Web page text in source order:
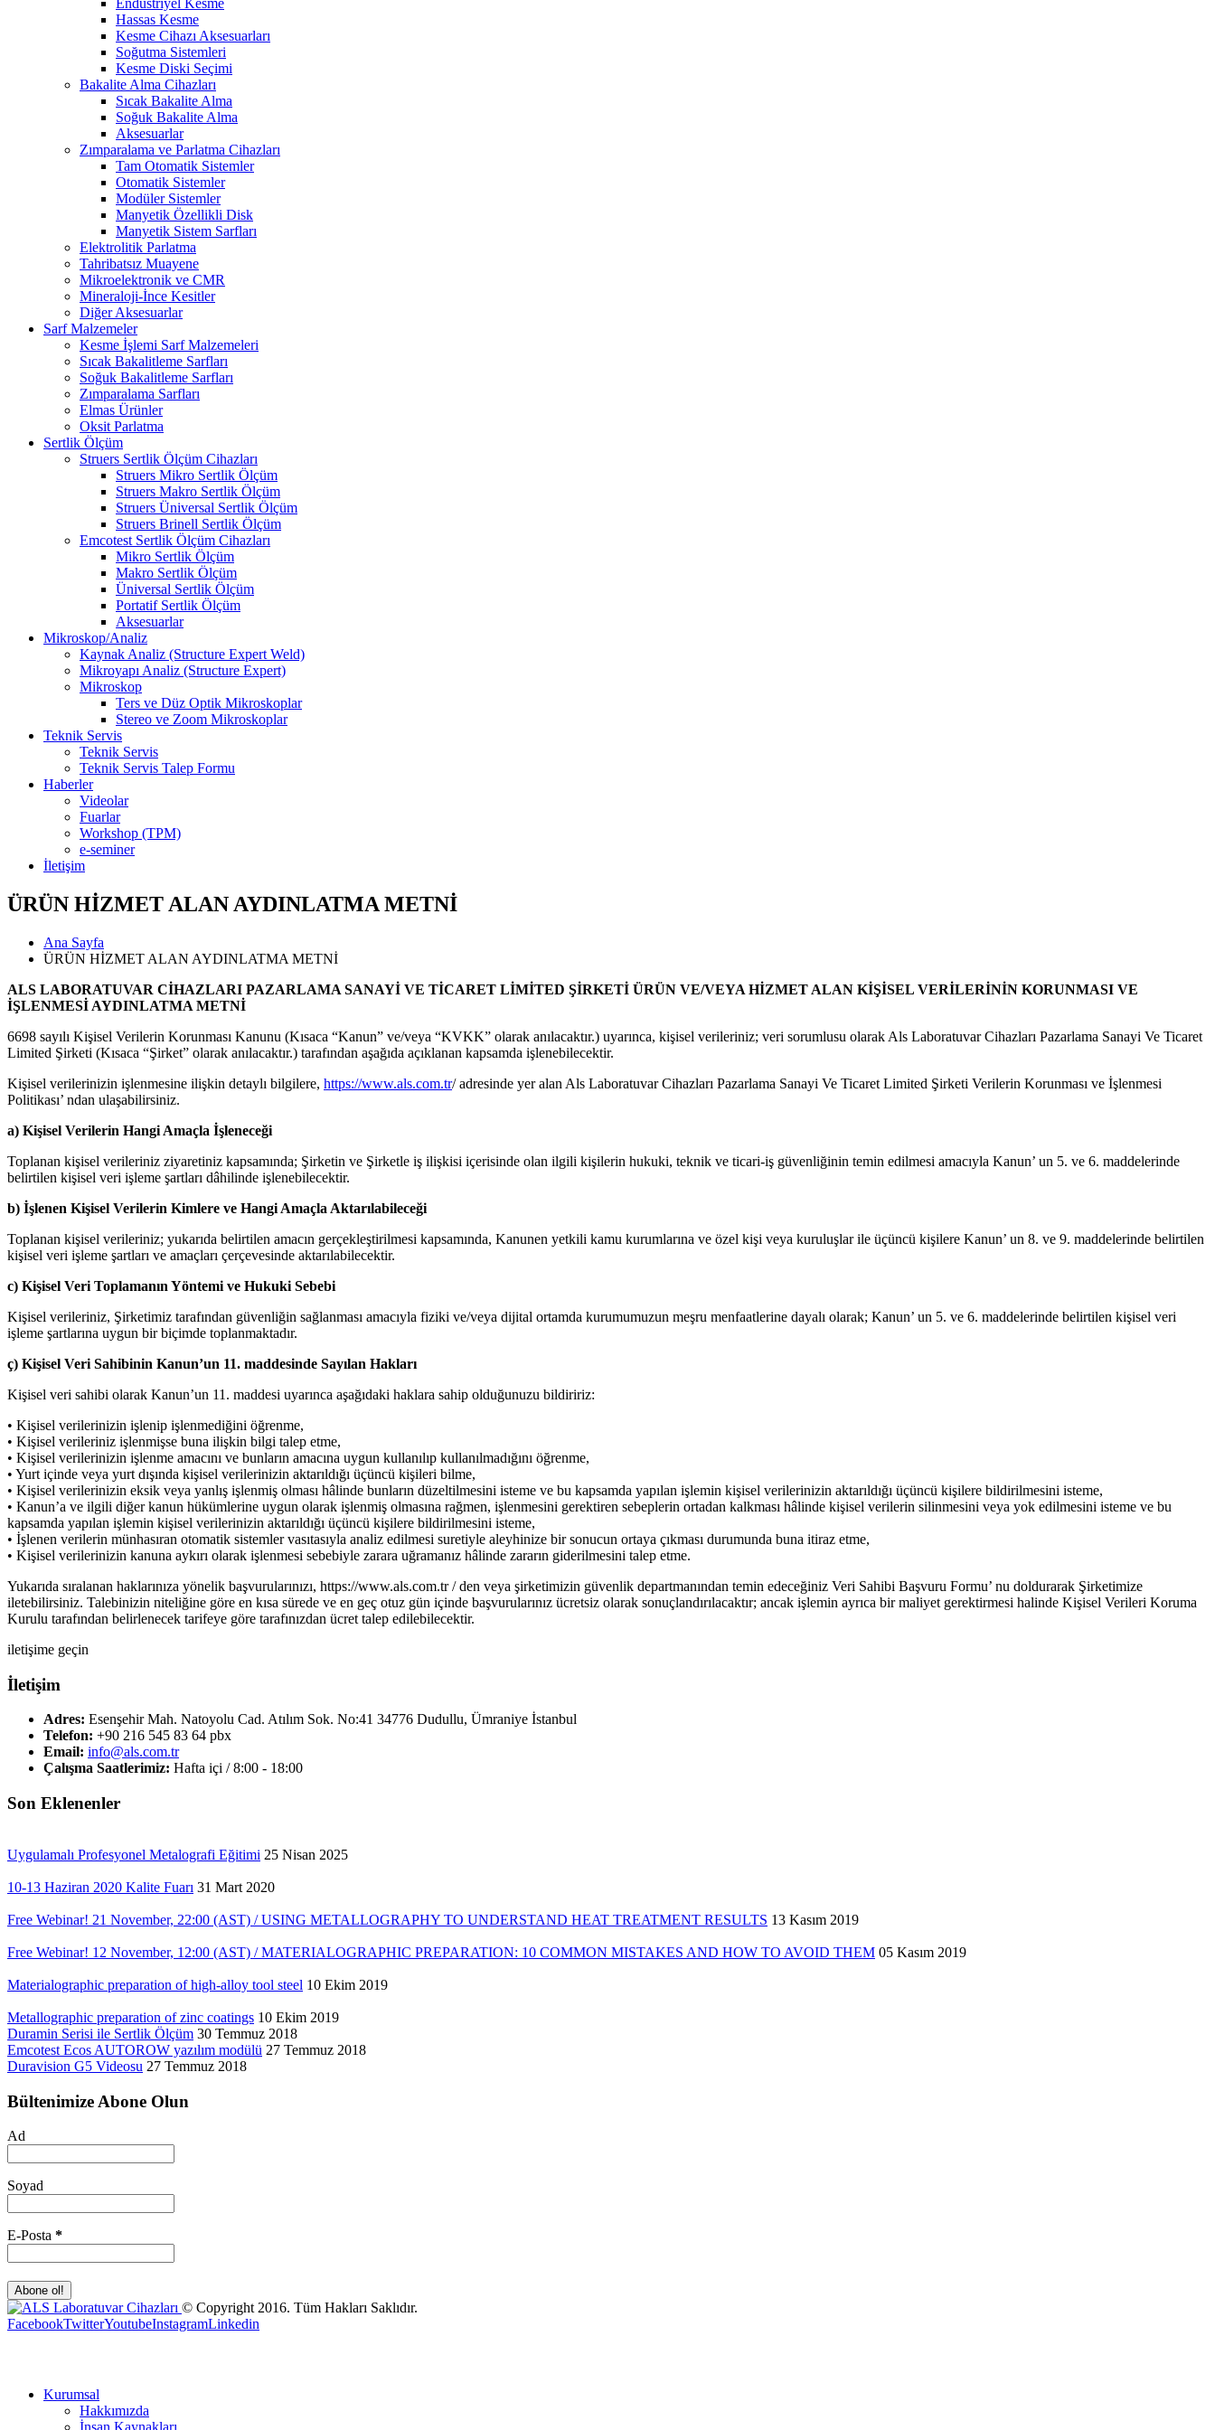
Endüstriyel Kesme
Hassas Kesme
Kesme Cihazı Aksesuarları
Soğutma Sistemleri
Kesme Diski Seçimi
Bakalite Alma Cihazları
Sıcak Bakalite Alma
Soğuk Bakalite Alma
Aksesuarlar
Zımparalama ve Parlatma Cihazları
Tam Otomatik Sistemler
Otomatik Sistemler
Modüler Sistemler
Manyetik Özellikli Disk
Manyetik Sistem Sarfları
Elektrolitik Parlatma
Tahribatsız Muayene
Mikroelektronik ve CMR
Mineraloji-İnce Kesitler
Diğer Aksesuarlar
Sarf Malzemeler
Kesme İşlemi Sarf Malzemeleri
Sıcak Bakalitleme Sarfları
Soğuk Bakalitleme Sarfları
Zımparalama Sarfları
Elmas Ürünler
Oksit Parlatma
Sertlik Ölçüm
Struers Sertlik Ölçüm Cihazları
Struers Mikro Sertlik Ölçüm
Struers Makro Sertlik Ölçüm
Struers Üniversal Sertlik Ölçüm
Struers Brinell Sertlik Ölçüm
Emcotest Sertlik Ölçüm Cihazları
Mikro Sertlik Ölçüm
Makro Sertlik Ölçüm
Üniversal Sertlik Ölçüm
Portatif Sertlik Ölçüm
Aksesuarlar
Mikroskop/Analiz
Kaynak Analiz (Structure Expert Weld)
Mikroyapı Analiz (Structure Expert)
Mikroskop
Ters ve Düz Optik Mikroskoplar
Stereo ve Zoom Mikroskoplar
Teknik Servis
Teknik Servis
Teknik Servis Talep Formu
Haberler
Videolar
Fuarlar
Workshop (TPM)
e-seminer
İletişim
ÜRÜN HİZMET ALAN AYDINLATMA METNİ
Ana Sayfa
ÜRÜN HİZMET ALAN AYDINLATMA METNİ
ALS LABORATUVAR CİHAZLARI PAZARLAMA SANAYİ VE TİCARET LİMİTED ŞİRKETİ ÜRÜN VE/VEYA HİZMET ALAN KİŞİSEL VERİLERİNİN KORUNMASI VE
İŞLENMESİ AYDINLATMA METNİ
6698 sayılı Kişisel Verilerin Korunması Kanunu (Kısaca “Kanun” ve/veya “KVKK” olarak anılacaktır.) uyarınca, kişisel verileriniz; veri sorumlusu olarak Als Laboratuvar Cihazları Pazarlama Sanayi Ve Ticaret
Limited Şirketi (Kısaca “Şirket” olarak anılacaktır.) tarafından aşağıda açıklanan kapsamda işlenebilecektir.
Kişisel verilerinizin işlenmesine ilişkin detaylı bilgilere, https://www.als.com.tr/ adresinde yer alan Als Laboratuvar Cihazları Pazarlama Sanayi Ve Ticaret Limited Şirketi Verilerin Korunması ve İşlenmesi
Politikası’ ndan ulaşabilirsiniz.
a) Kişisel Verilerin Hangi Amaçla İşleneceği
Toplanan kişisel verileriniz ziyaretiniz kapsamında; Şirketin ve Şirketle iş ilişkisi içerisinde olan ilgili kişilerin hukuki, teknik ve ticari-iş güvenliğinin temin edilmesi amacıyla Kanun’ un 5. ve 6. maddelerinde
belirtilen kişisel veri işleme şartları dâhilinde işlenebilecektir.
b) İşlenen Kişisel Verilerin Kimlere ve Hangi Amaçla Aktarılabileceği
Toplanan kişisel verileriniz; yukarıda belirtilen amacın gerçekleştirilmesi kapsamında, Kanunen yetkili kamu kurumlarına ve özel kişi veya kuruluşlar ile üçüncü kişilere Kanun’ un 8. ve 9. maddelerinde belirtilen
kişisel veri işleme şartları ve amaçları çerçevesinde aktarılabilecektir.
c) Kişisel Veri Toplamanın Yöntemi ve Hukuki Sebebi
Kişisel verileriniz, Şirketimiz tarafından güvenliğin sağlanması amacıyla fiziki ve/veya dijital ortamda kurumumuzun meşru menfaatlerine dayalı olarak; Kanun’ un 5. ve 6. maddelerinde belirtilen kişisel veri
işleme şartlarına uygun bir biçimde toplanmaktadır.
ç) Kişisel Veri Sahibinin Kanun’un 11. maddesinde Sayılan Hakları
Kişisel veri sahibi olarak Kanun’un 11. maddesi uyarınca aşağıdaki haklara sahip olduğunuzu bildiririz:
• Kişisel verilerinizin işlenip işlenmediğini öğrenme,
• Kişisel verileriniz işlenmişse buna ilişkin bilgi talep etme,
• Kişisel verilerinizin işlenme amacını ve bunların amacına uygun kullanılıp kullanılmadığını öğrenme,
• Yurt içinde veya yurt dışında kişisel verilerinizin aktarıldığı üçüncü kişileri bilme,
• Kişisel verilerinizin eksik veya yanlış işlenmiş olması hâlinde bunların düzeltilmesini isteme ve bu kapsamda yapılan işlemin kişisel verilerinizin aktarıldığı üçüncü kişilere bildirilmesini isteme,
• Kanun’a ve ilgili diğer kanun hükümlerine uygun olarak işlenmiş olmasına rağmen, işlenmesini gerektiren sebeplerin ortadan kalkması hâlinde kişisel verilerin silinmesini veya yok edilmesini isteme ve bu
kapsamda yapılan işlemin kişisel verilerinizin aktarıldığı üçüncü kişilere bildirilmesini isteme,
• İşlenen verilerin münhasıran otomatik sistemler vasıtasıyla analiz edilmesi suretiyle aleyhinize bir sonucun ortaya çıkması durumunda buna itiraz etme,
• Kişisel verilerinizin kanuna aykırı olarak işlenmesi sebebiyle zarara uğramanız hâlinde zararın giderilmesini talep etme.
Yukarıda sıralanan haklarınıza yönelik başvurularınızı, https://www.als.com.tr / den veya şirketimizin güvenlik departmanından temin edeceğiniz Veri Sahibi Başvuru Formu’ nu doldurarak Şirketimize
iletebilirsiniz. Talebinizin niteliğine göre en kısa sürede ve en geç otuz gün içinde başvurularınız ücretsiz olarak sonuçlandırılacaktır; ancak işlemin ayrıca bir maliyet gerektirmesi halinde Kişisel Verileri Koruma
Kurulu tarafından belirlenecek tarifeye göre tarafınızdan ücret talep edilebilecektir.
iletişime geçin
İletişim
Adres: Esenşehir Mah. Natoyolu Cad. Atılım Sok. No:41 34776 Dudullu, Ümraniye İstanbul
Telefon: +90 216 545 83 64 pbx
Email: info@als.com.tr
Çalışma Saatlerimiz: Hafta içi / 8:00 - 18:00
Son Eklenenler
Uygulamalı Profesyonel Metalografi Eğitimi 25 Nisan 2025
10-13 Haziran 2020 Kalite Fuarı 31 Mart 2020
Free Webinar! 21 November, 22:00 (AST) / USING METALLOGRAPHY TO UNDERSTAND HEAT TREATMENT RESULTS 13 Kasım 2019
Free Webinar! 12 November, 12:00 (AST) / MATERIALOGRAPHIC PREPARATION: 10 COMMON MISTAKES AND HOW TO AVOID THEM 05 Kasım 2019
Materialographic preparation of high-alloy tool steel 10 Ekim 2019
Metallographic preparation of zinc coatings 10 Ekim 2019
Duramin Serisi ile Sertlik Ölçüm 30 Temmuz 2018
Emcotest Ecos AUTOROW yazılım modülü 27 Temmuz 2018
Duravision G5 Videosu 27 Temmuz 2018
Bültenimize Abone Olun
Ad
Soyad
E-Posta *
© Copyright 2016. Tüm Hakları Saklıdır.
FacebookTwitterYoutubeInstagramLinkedin
Kurumsal
Hakkımızda
İnsan Kaynakları